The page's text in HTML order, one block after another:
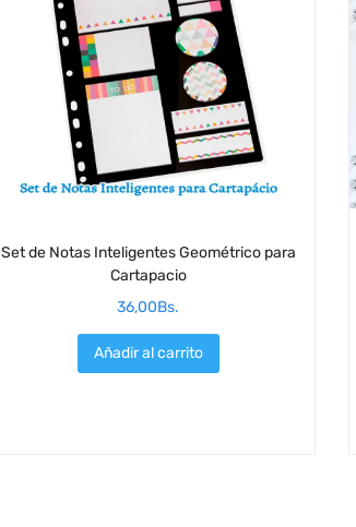
Set de Notas Inteligentes Geométrico para
Cartapacio
36,00Bs.
Añadir al carrito